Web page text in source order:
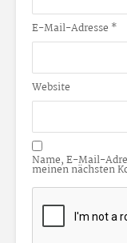
E-Mail-Adresse *
Website
Name, E-Mail-
meinen nächsten